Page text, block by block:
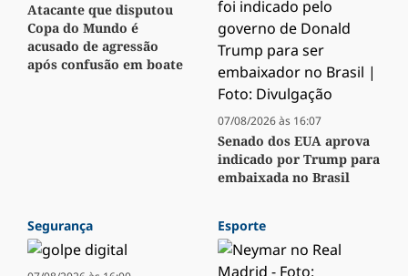
Atacante que disputou
Copa do Mundo é
acusado de agressão
após confusão em boate
07/08/2026 às 16:07
Senado dos EUA aprova
indicado por Trump para
embaixada no Brasil
Segurança Esporte